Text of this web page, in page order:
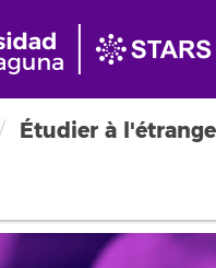
Étudier à